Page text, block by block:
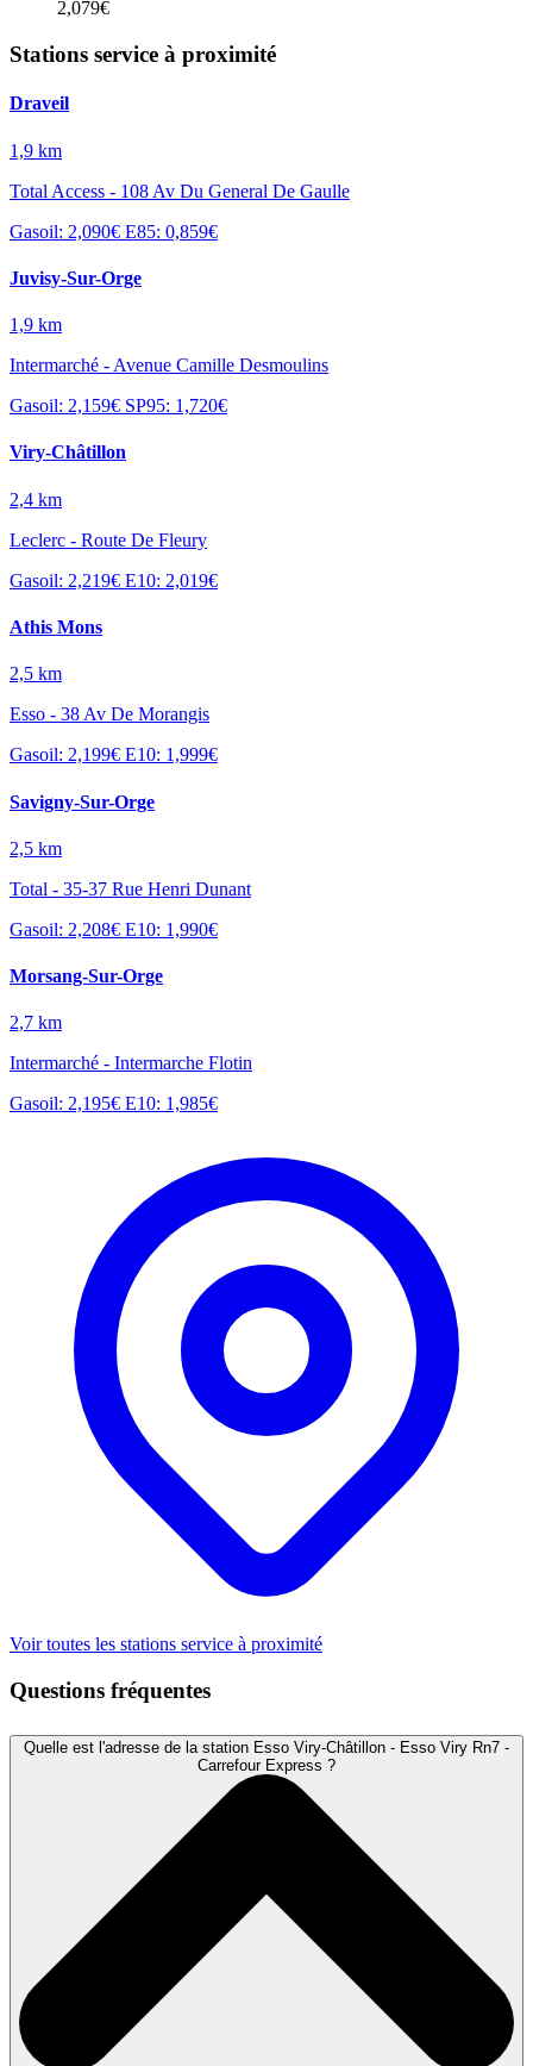
2,079€
Stations service à proximité
Draveil
1,9 km
Total Access - 108 Av Du General De Gaulle
Gasoil: 2,090€ E85: 0,859€
Juvisy-Sur-Orge
1,9 km
Intermarché - Avenue Camille Desmoulins
Gasoil: 2,159€ SP95: 1,720€
Viry-Châtillon
2,4 km
Leclerc - Route De Fleury
Gasoil: 2,219€ E10: 2,019€
Athis Mons
2,5 km
Esso - 38 Av De Morangis
Gasoil: 2,199€ E10: 1,999€
Savigny-Sur-Orge
2,5 km
Total - 35-37 Rue Henri Dunant
Gasoil: 2,208€ E10: 1,990€
Morsang-Sur-Orge
2,7 km
Intermarché - Intermarche Flotin
Gasoil: 2,195€ E10: 1,985€
Voir toutes les stations service à proximité
Questions fréquentes
Quelle est l'adresse de la station Esso Viry-Châtillon - Esso Viry Rn7 -
Carrefour Express ?